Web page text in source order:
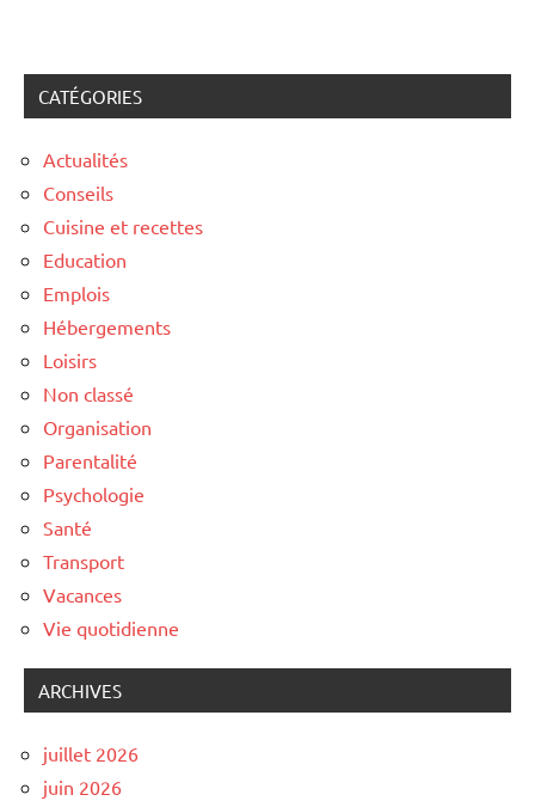
CATÉGORIES
Actualités
Conseils
Cuisine et recettes
Education
Emplois
Hébergements
Loisirs
Non classé
Organisation
Parentalité
Psychologie
Santé
Transport
Vacances
Vie quotidienne
ARCHIVES
juillet 2026
juin 2026